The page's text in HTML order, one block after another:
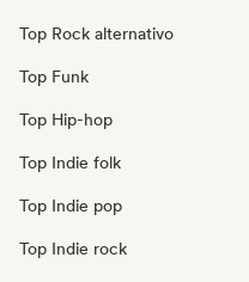
Top Rock alternativo
Top Funk
Top Hip-hop
Top Indie folk
Top Indie pop
Top Indie rock